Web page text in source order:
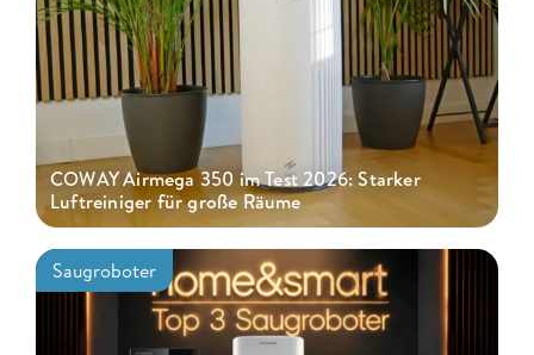
COWAY Airmega 350 im Test 2026: Starker
Luftreiniger für große Räume
Saugroboter